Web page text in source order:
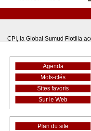
CPI, la Global Sumud Flotilla
Agenda
Mots-clés
Sites favoris
Sur le Web
Plan du site